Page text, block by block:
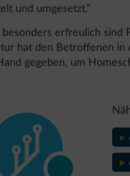
und umgesetzt.“
besonders erfreulich sind
hat den Betroffenen in
gegeben, um